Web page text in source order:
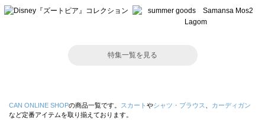
特集一覧を見る
CAN ONLINE SHOPの商品一覧です。 スカート やシャツ・ブラウス
カーディガン
など定番アイテムを取り揃えております。